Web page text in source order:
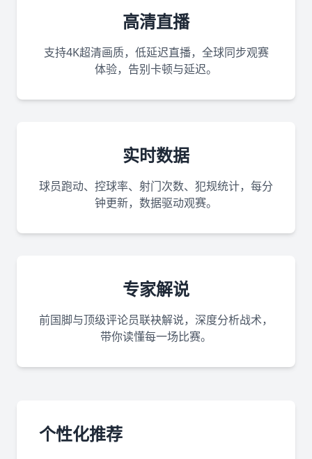
高清直播
支持4K超清画质，低延迟直播，全球同步观赛
体验，告别卡顿与延迟。
实时数据
球员跑动、控球率、射门次数、犯规统计，每分
钟更新，数据驱动观赛。
专家解说
前国脚与顶级评论员联袂解说，深度分析战术，
带你读懂每一场比赛。
个性化推荐